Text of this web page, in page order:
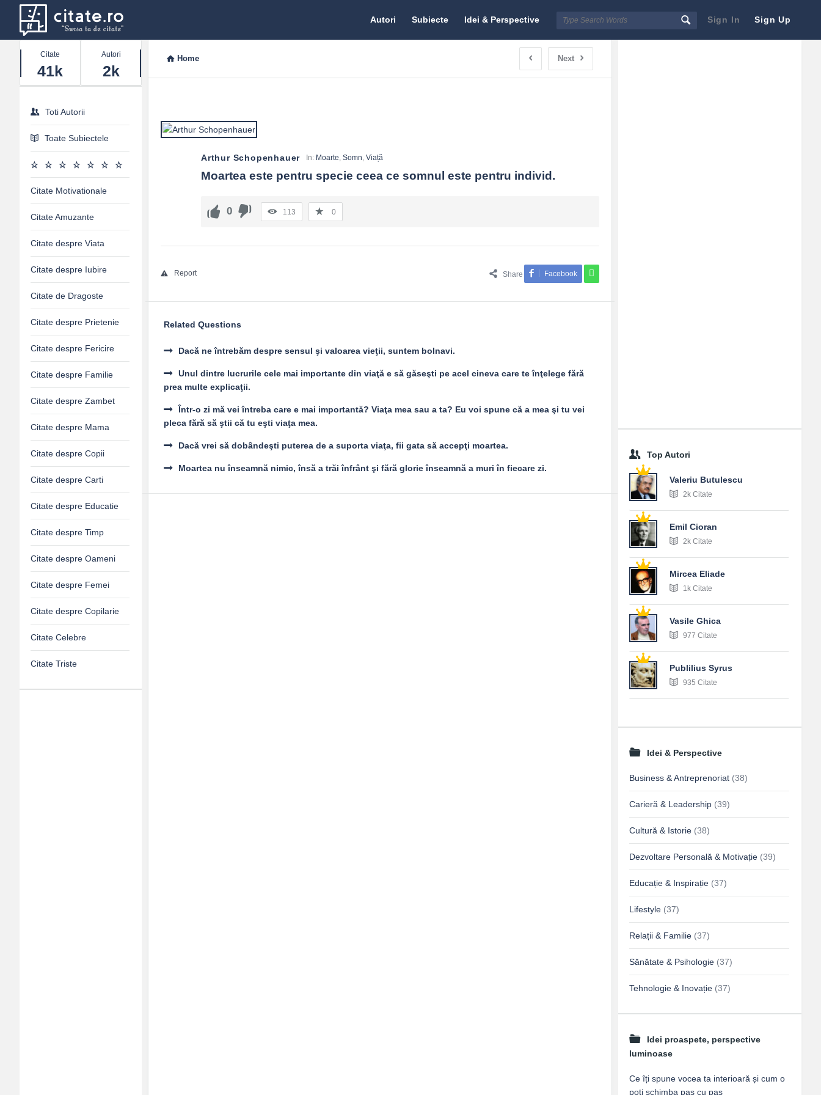
Sign In Sign Up
Citate.ro
Autori Subiecte Idei & Perspective
Home Next
Arthur Schopenhauer In: Moarte,Somn,Viață
Moartea este pentru specie ceea ce somnul este pentru individ.
0 113 0
Share Facebook
Report
Related Questions
Dacă ne întrebăm despre sensul şi valoarea vieţii, suntem bolnavi.
Unul dintre lucrurile cele mai importante din viaţă e să găseşti pe acel cineva care te înţelege fără
prea multe explicaţii.
Într-o zi mă vei întreba care e mai importantă? Viaţa mea sau a ta? Eu voi spune că a mea şi tu vei
pleca fără să ştii că tu eşti viaţa mea.
Dacă vrei să dobândeşti puterea de a suporta viaţa, fii gata să accepţi moartea.
Moartea nu înseamnă nimic, însă a trăi înfrânt şi fără glorie înseamnă a muri în fiecare zi.
Top Autori
Valeriu Butulescu
2k Citate
Emil Cioran
2k Citate
Mircea Eliade
1k Citate
Vasile Ghica
977 Citate
Publilius Syrus
935 Citate
Idei & Perspective
Business & Antreprenoriat (38)
Carieră & Leadership (39)
Cultură & Istorie (38)
Dezvoltare Personală & Motivație (39)
Educație & Inspirație (37)
Lifestyle (37)
Relații & Familie (37)
Sănătate & Psihologie (37)
Tehnologie & Inovație (37)
Idei proaspete, perspective
luminoase
Ce îți spune vocea ta interioară și cum o
poți schimba pas cu pas
Stats
Citate
41k
Autori
2k
Toti Autorii
Toate Subiectele
Citate Motivationale
Citate Amuzante
Citate despre Viata
Citate despre Iubire
Citate de Dragoste
Citate despre Prietenie
Citate despre Fericire
Citate despre Familie
Citate despre Zambet
Citate despre Mama
Citate despre Copii
Citate despre Carti
Citate despre Educatie
Citate despre Timp
Citate despre Oameni
Citate despre Femei
Citate despre Copilarie
Citate Celebre
Citate Triste